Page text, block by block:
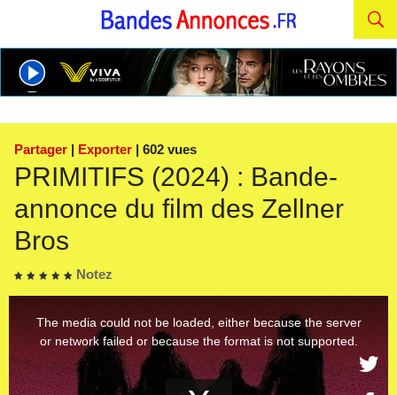
Partager | Exporter | 602 vues
PRIMITIFS (2024) : Bande-
annonce du film des Zellner
Bros
Notez